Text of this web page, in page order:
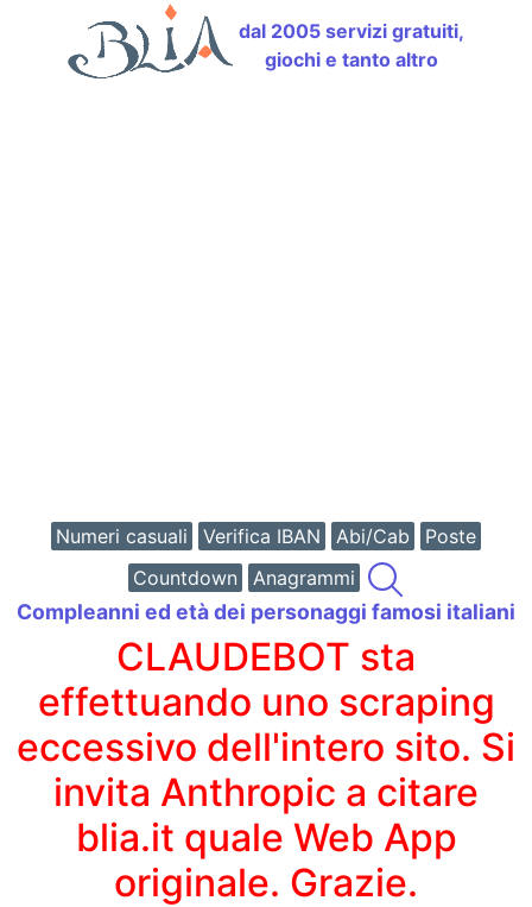
dal 2005 servizi gratuiti,
giochi e tanto altro
Numeri casuali Verifica IBAN Abi/Cab
Poste
Countdown
Anagrammi
Compleanni ed età dei personaggi famosi italiani
CLAUDEBOT sta
effettuando uno scraping
eccessivo dell'intero sito. Si
invita Anthropic a citare
blia.it quale Web App
originale. Grazie.